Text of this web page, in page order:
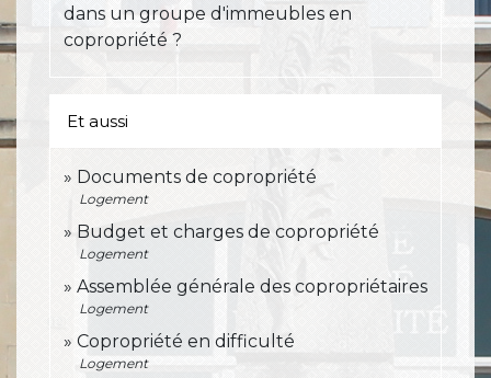
dans un groupe d'immeubles en
copropriété ?
Et aussi
Documents de copropriété
Logement
Budget et charges de copropriété
Logement
Assemblée générale des copropriétaires
Logement
Copropriété en difficulté
Logement